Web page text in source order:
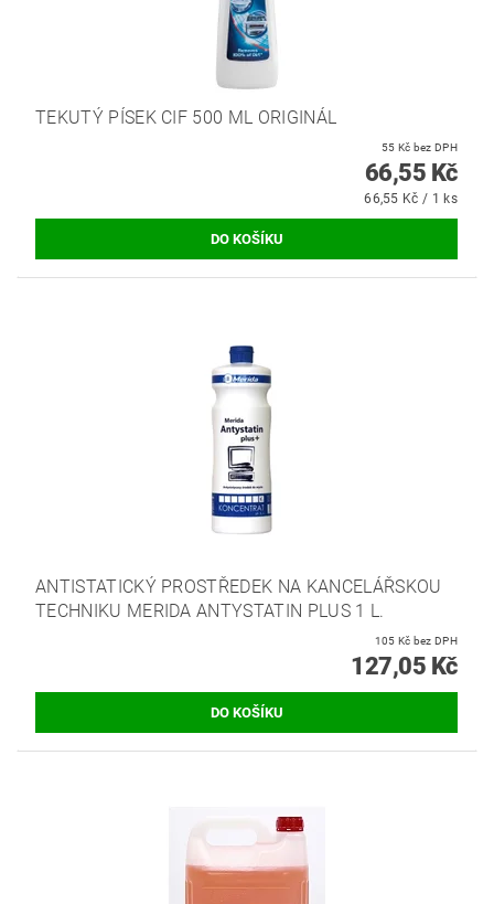
TEKUTÝ PÍSEK CIF 500 ML ORIGINÁL
55 Kč bez DPH
66,55 Kč
66,55 Kč / 1 ks
ANTISTATICKÝ PROSTŘEDEK NA KANCELÁŘSKOU
TECHNIKU MERIDA ANTYSTATIN PLUS 1 L.
105 Kč bez DPH
127,05 Kč